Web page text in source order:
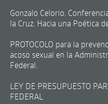
Gonzalo Celorio.
la Cruz. Hacia una Poética
PROTOCOLO para la
acoso sexual en la
Federal.
LEY DE PRESUPUESTO
FEDERAL